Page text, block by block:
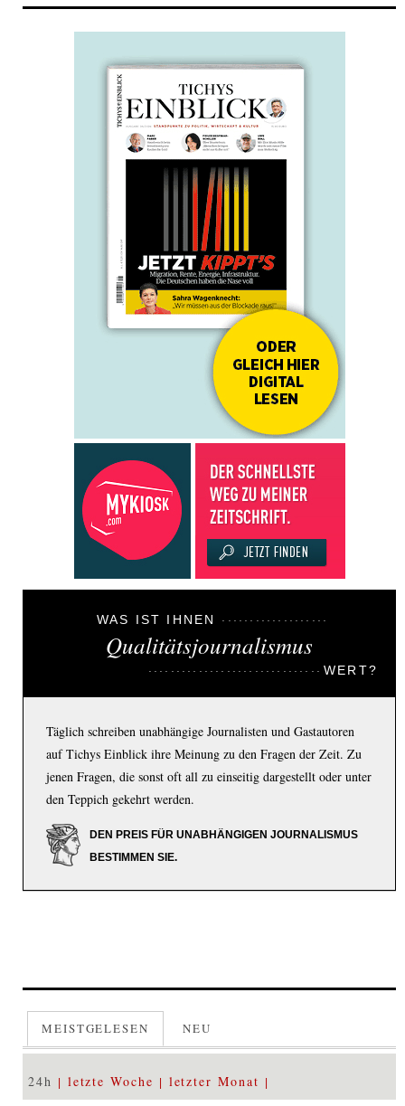
WAS IST IHNEN
Qualitätsjournalismus
WERT?
Täglich schreiben unabhängige Journalisten und Gastautoren
auf Tichys Einblick ihre Meinung zu den Fragen der Zeit. Zu
jenen Fragen, die sonst oft all zu einseitig dargestellt oder unter
den Teppich gekehrt werden.
DEN PREIS FÜR UNABHÄNGIGEN JOURNALISMUS
BESTIMMEN SIE.
MEISTGELESEN NEU
24h letzte Woche letzter Monat